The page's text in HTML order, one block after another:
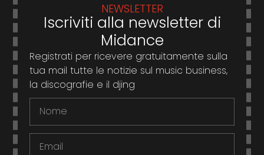
NEWSLETTER
Iscriviti alla newsletter di
Midance
Registrati per ricevere gratuitamente sulla
tua mail tutte le notizie sul music business,
la discografie e il djing